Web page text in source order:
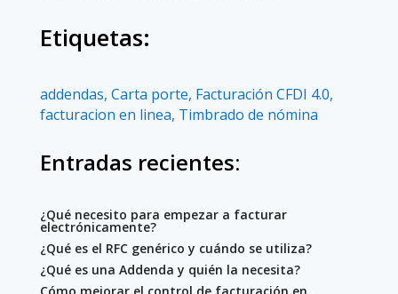
Etiquetas:
addendas, Carta porte, Facturación CFDI 4.0,
facturacion en linea, Timbrado de nómina
Entradas recientes:
¿Qué necesito para empezar a facturar
electrónicamente?
¿Qué es el RFC genérico y cuándo se utiliza?
¿Qué es una Addenda y quién la necesita?